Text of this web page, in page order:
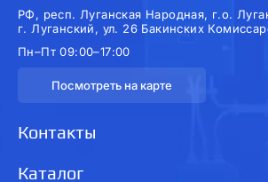
РФ, респ. Луганская Народная, г.о.
г. Луганский, ул. 26 Бакинских
Пн–Пт 09:00–17:00
Посмотреть на карте
Каталог
Контакты